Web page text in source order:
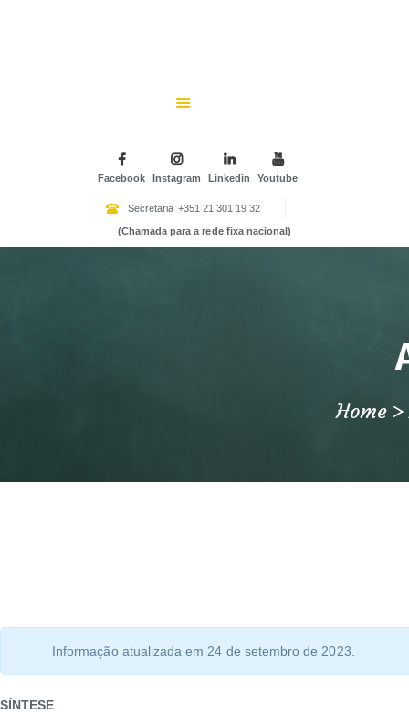
Facebook Instagram Linkedin Youtube
Secretaria +351 21 301 19 32
(Chamada para a rede fixa nacional)
Home
INSTITUIÇÃO PARTICULAR DE SOLIDARIEDADE SOCIAL
ATIVIDADES
GALERIA
COMUNIDADE
Informação atualizada em 24 de setembro de 2023.
SÍNTESE